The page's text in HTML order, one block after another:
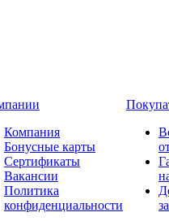
Компания
Бонусные карты
Сертификаты
Вакансии
Политика
конфиденциальности